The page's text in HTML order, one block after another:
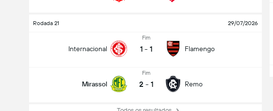
Rodada 21 29/07/2026
Internacional
Fim
1 - 1 Flamengo
Mirassol
Fim
2 - 1 Remo